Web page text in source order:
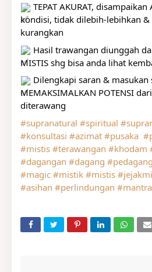
TEPAT AKURAT, disampaikan
kondisi, tidak dilebih-lebihkan
kurangkan
Hasil trawangan diunggah
MISTIS shg bisa anda lihat
Dilengkapi saran & masukan
MEMAKSIMALKAN POTENSI
diterawang
#supranatural #spiritual
#konsultasi #azimat #pusaka
#mistis #terawangan #khodam
#dagangan #dagang #pedagang
#magic #mistik #mistis
#asihan #perlindungan #mantra